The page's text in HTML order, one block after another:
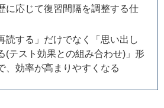
に応じて復習間隔を調整する仕
読する」だけでなく「思い出し
(テスト効果との組み合わせ)」形
、効率が高まりやすくなる